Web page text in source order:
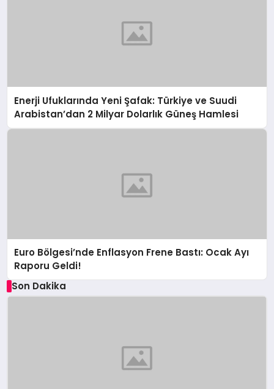
Enerji Ufuklarında Yeni Şafak: Türkiye ve Suudi
Arabistan’dan 2 Milyar Dolarlık Güneş Hamlesi
Euro Bölgesi’nde Enflasyon Frene Bastı: Ocak Ayı
Raporu Geldi!
Son Dakika